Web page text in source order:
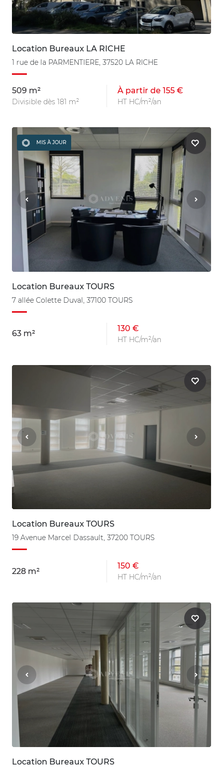
Location Bureaux LA RICHE
1 rue de la PARMENTIERE, 37520 LA RICHE
509 m²
Divisible dès 181 m²
À partir de 155 €
HT HC/m²/an
MIS À JOUR
Location Bureaux TOURS
7 allée Colette Duval, 37100 TOURS
63 m²
130 €
HT HC/m²/an
Location Bureaux TOURS
19 Avenue Marcel Dassault, 37200 TOURS
228 m²
150 €
HT HC/m²/an
Location Bureaux TOURS